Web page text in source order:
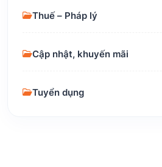
Thuế – Pháp lý
Cập nhật, khuyến mãi
Tuyển dụng